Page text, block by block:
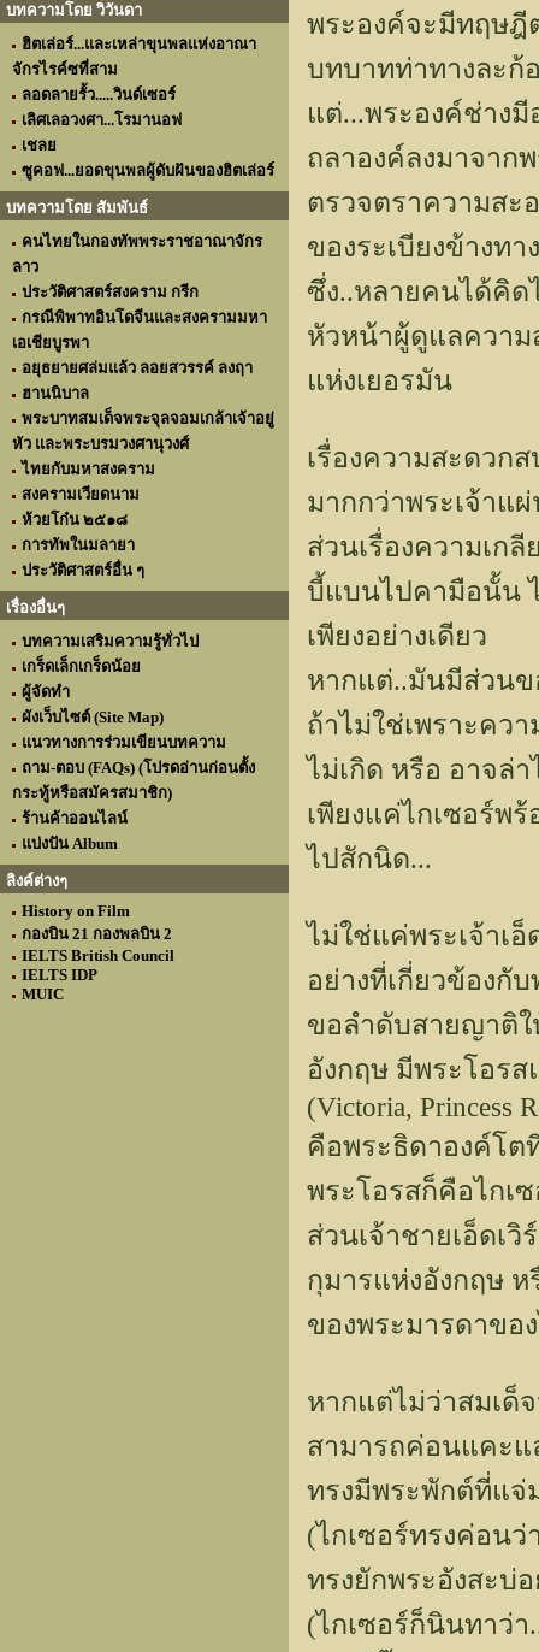
บทความโดย วิวันดา
ฮิตเล่อร์...และเหล่าขุนพลแห่งอาณา
จักรไรค์ซที่สาม
ลอดลายรั้ว.....วินด์เซอร์
เลิศเลอวงศา...โรมานอฟ
เชลย
ซูคอฟ...ยอดขุนพลผู้ดับฝันของฮิตเล่อร์
บทความโดย สัมพันธ์
คนไทยในกองทัพพระราชอาณาจักร
ลาว
ประวัติศาสตร์สงคราม กรีก
กรณีพิพาทอินโดจีนและสงครามมหา
เอเชียบูรพา
อยุธยายศล่มแล้ว ลอยสวรรค์ ลงฤา
ฮานนิบาล
พระบาทสมเด็จพระจุลจอมเกล้าเจ้าอยู่
หัว และพระบรมวงศานุวงศ์
ไทยกับมหาสงคราม
สงครามเวียดนาม
ห้วยโก๋น ๒๕๑๘
การทัพในมลายา
ประวัติศาสตร์อื่น ๆ
เรื่องอื่นๆ
บทความเสริมความรู้ทั่วไป
เกร็ดเล็กเกร็ดน้อย
ผู้จัดทำ
ผังเว็บไซต์ (Site Map)
แนวทางการร่วมเขียนบทความ
ถาม-ตอบ (FAQs) (โปรดอ่านก่อนตั้ง
กระทู้หรือสมัครสมาชิก)
ร้านค้าออนไลน์
แบ่งปัน Album
ลิงค์ต่างๆ
History on Film
กองบิน 21 กองพลบิน 2
IELTS British Council
IELTS IDP
MUIC
พระองค์จะมีทฤษฎี
บทบาทท่าทางละก้
แต่...พระองค์ช่าง
ถลาองค์ลงมาจาก
ตรวจตราความสะ
ของระเบียงข้างท
ซึ่ง..หลายคนได้คิด
หัวหน้าผู้ดูแลความ
แห่งเยอรมัน
เรื่องความสะดวก
มากกว่าพระเจ้าแ
ส่วนเรื่องความเก
บี้แบนไปคามือนั้น
เพียงอย่างเดียว
หากแต่..มันมีส่วนข
ถ้าไม่ใช่เพราะคว
ไม่เกิด หรือ อาจล่
เพียงแค่ไกเซอร์พ
ไปสักนิด...
ไม่ใช่แค่พระเจ้าเอ็
อย่างที่เกี่ยวข้องกั
ขอลำดับสายญาติใ
อังกฤษ มีพระโอร
(Victoria, Princess
คือพระธิดาองค์โตที่
พระโอรสก็คือไกเ
ส่วนเจ้าชายเอ็ดเ
กุมารแห่งอังกฤษ ห
ของพระมารดาขอ
หากแต่ไม่ว่าสมเด็
สามารถค่อนแคะแ
ทรงมีพระพักต์ที่แจ่
(ไกเซอร์ทรงค่อนว่
ทรงยักพระอังสะบ่อ
(ไกเซอร์ก็นินทาว่